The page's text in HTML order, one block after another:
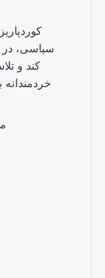
سیاسی، در
کند و
خردمندانه